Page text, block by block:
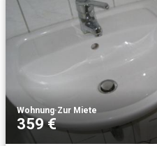
Wohnung·Zur Miete
359 €